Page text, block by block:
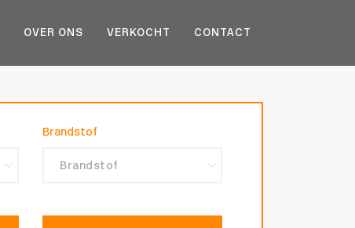
OVER ONS VERKOCHT CONTACT
Brandstof